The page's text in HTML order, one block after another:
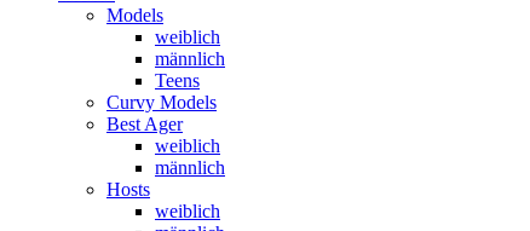
Models
weiblich
männlich
Teens
Curvy Models
Best Ager
weiblich
männlich
Hosts
weiblich